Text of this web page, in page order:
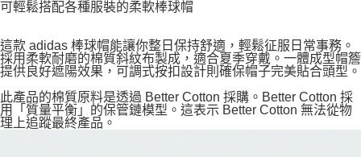
可輕鬆搭配各種服裝的柔軟棒球帽
這款 adidas 棒球帽能讓你整日保持舒適，輕鬆征服日常事務。
採用柔軟耐磨的棉質斜紋布製成，適合夏季穿戴。一體成型帽簷
提供良好遮陽效果，可調式按扣設計則確保帽子完美貼合頭型。
此產品的棉質原料是透過 Better Cotton 採購。Better Cotton 採
用「質量平衡」的保管鏈模型。這表示 Better Cotton 無法從物
理上追蹤最終產品。